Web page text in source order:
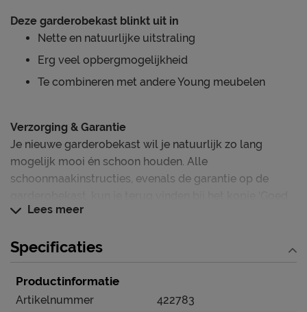
Deze garderobekast blinkt uit in
Nette en natuurlijke uitstraling
Erg veel opbergmogelijkheid
Te combineren met andere Young meubelen
Verzorging & Garantie
Je nieuwe garderobekast wil je natuurlijk zo lang
mogelijk mooi én schoon houden. Alle
schoonmaakinstructies, evenals de garantie op de
om te weten’.
Lees meer
Specificaties
Productinformatie
Artikelnummer
422783